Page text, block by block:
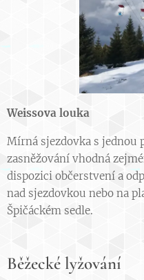
Weissova louka
Mírná sjezdovka s jednou
zasněžování vhodná
dispozici občerstvení a
nad sjezdovkou nebo na
Špičáckém sedle.
Běžecké lyžování